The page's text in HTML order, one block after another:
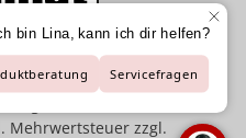
| Der Spezialist für
Mehrwertsteuer zzgl.